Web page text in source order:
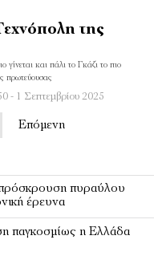
της
γίνεται και πάλι το Γκάζι το πιο
πρωτεύουσας
- 1 Σεπτεμβρίου 2025
Επόμενη
πυραύλου
έρευνα
παγκοσμίως η Ελλάδα